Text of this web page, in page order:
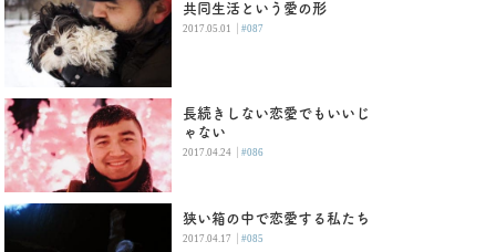
共同生活という愛の形
2017.05.01 | #087
長続きしない恋愛でもいいじ
ゃない
2017.04.24 | #086
狭い箱の中で恋愛する私たち
2017.04.17 | #085